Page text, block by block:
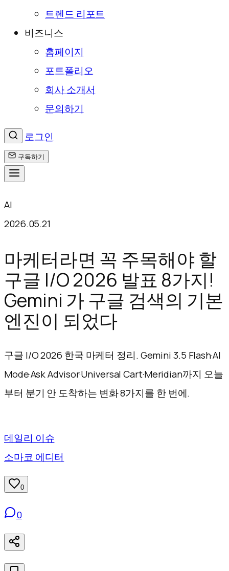
트렌드 리포트
비즈니스
홈페이지
포트폴리오
회사 소개서
문의하기
로그인
구독하기
텐
츠
로
로
가
기
AI
2026.05.21
마케터라면 꼭 주목해야 할
구글 I/O 2026 발표 8가지!
Gemini 가 구글 검색의 기본
엔진이 되었다
구글 I/O 2026 한국 마케터 정리. Gemini 3.5 Flash·AI
Mode·Ask Advisor·Universal Cart·Meridian까지 오늘
부터 분기 안 도착하는 변화 8가지를 한 번에.
데일리 이슈
소마코 에디터
0
0